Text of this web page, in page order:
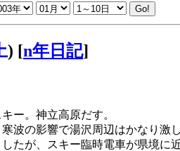
) [n年日記]
ー。神立高原だす。
波の影響で湯沢周辺はかなり激
たが、スキー臨時電車が県境に